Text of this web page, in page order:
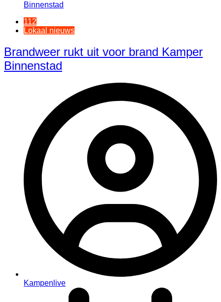
112
Lokaal nieuws
Brandweer rukt uit voor brand Kamper
Binnenstad
Kampenlive